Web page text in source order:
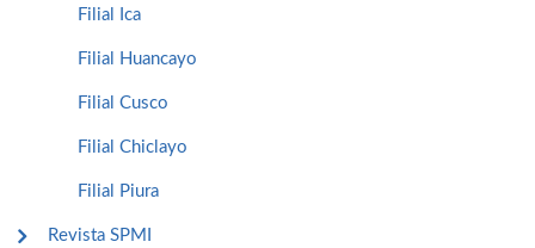
Filial Ica
Filial Huancayo
Filial Cusco
Filial Chiclayo
Filial Piura
Revista SPMI